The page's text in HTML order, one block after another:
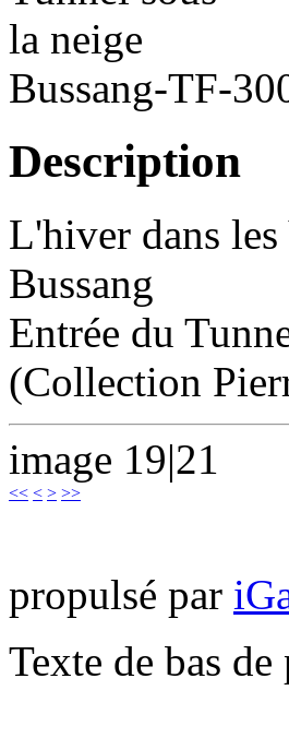
Bussang-TF-
Description
L'hiver dans les
Bussang
Entrée du
(Collection
image 19|21
<< < > >>
propulsé par
Texte de bas de